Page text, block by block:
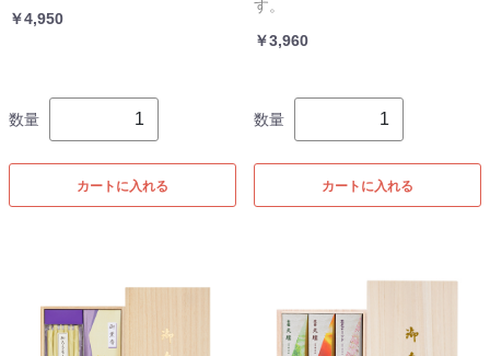
￥4,950
数量
カートに入れる
す。
￥3,960
数量
カートに入れる